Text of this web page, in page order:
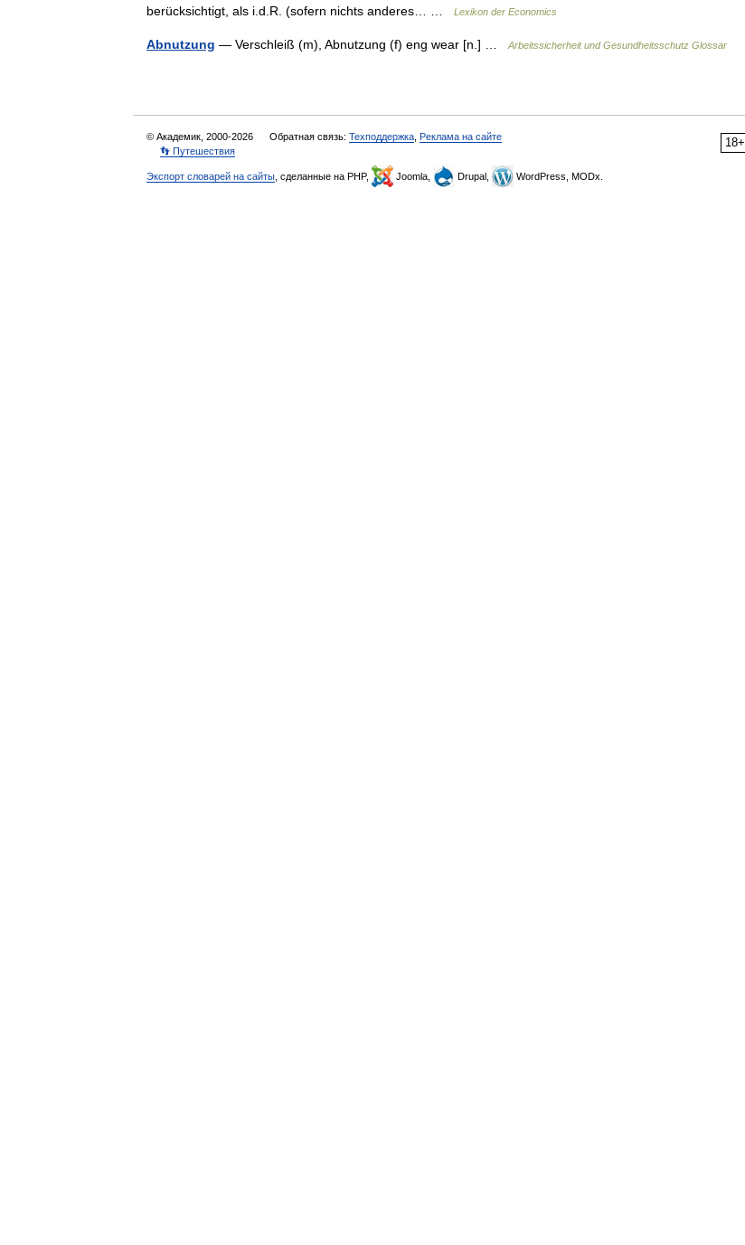
berücksichtigt, als i.d.R. (sofern nichts anderes… …
Lexikon der Economics
Abnutzung — Verschleiß (m), Abnutzung (f) eng wear [n.] … Arbeitssicherheit und Gesundheitsschutz Glossar
18+
© Академик, 2000-2026 Обратная связь: Техподдержка Реклама на сайте
👣 Путешествия
Экспорт словарей на сайты , сделанные на PHP, Joomla, Drupal, WordPress, MODx.